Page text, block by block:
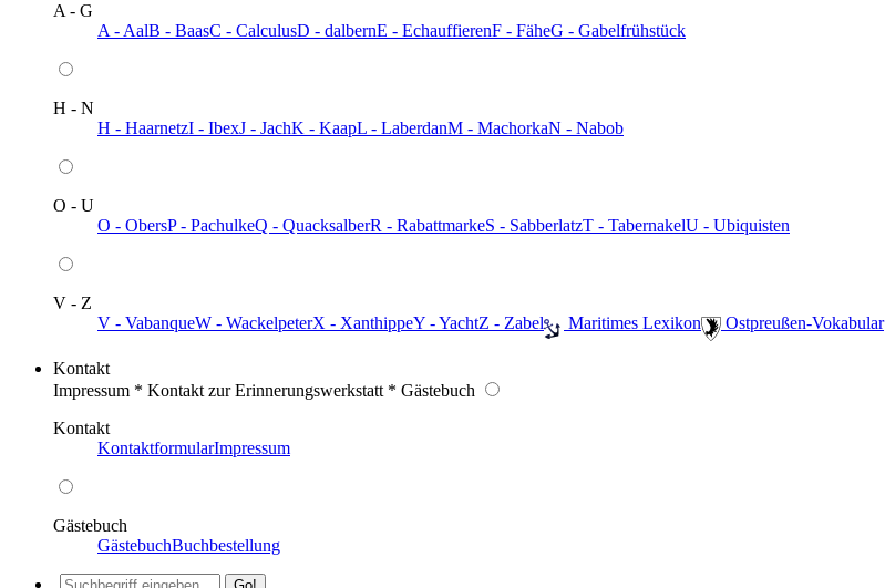
A - G
A - AalB - BaasC - CalculusD - dalbernE - EchauffierenF - FäheG - Gabelfrühstück
H - N
H - HaarnetzI - IbexJ - JachK - KaapL - LaberdanM - MachorkaN - Nabob
O - U
O - ObersP - PachulkeQ - QuacksalberR - RabattmarkeS - SabberlatzT - TabernakelU - Ubiquisten
V - Z
V - VabanqueW - WackelpeterX - XanthippeY - YachtZ - Zabel ️ Maritimes Lexikon ️ Ostpreußen-Vokabular
Kontakt
Impressum * Kontakt zur Erinnerungswerkstatt * Gästebuch
Kontakt
KontaktformularImpressum
Gästebuch
GästebuchBuchbestellung